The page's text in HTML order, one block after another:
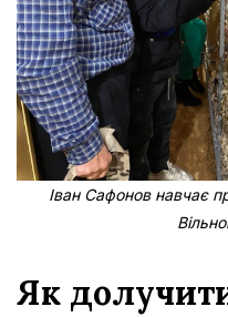
Іван Сафонов навчає
Як